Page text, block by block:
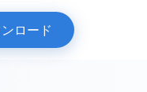
ロード